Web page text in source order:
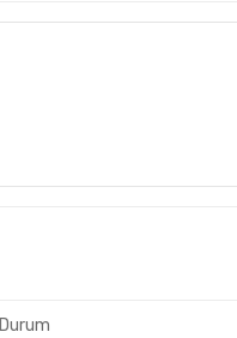
Durum